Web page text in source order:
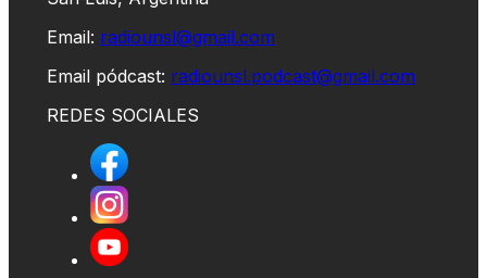
Email: radiounsl@gmail.com
Email pódcast: radiounsl.podcast@gmail.com
REDES SOCIALES